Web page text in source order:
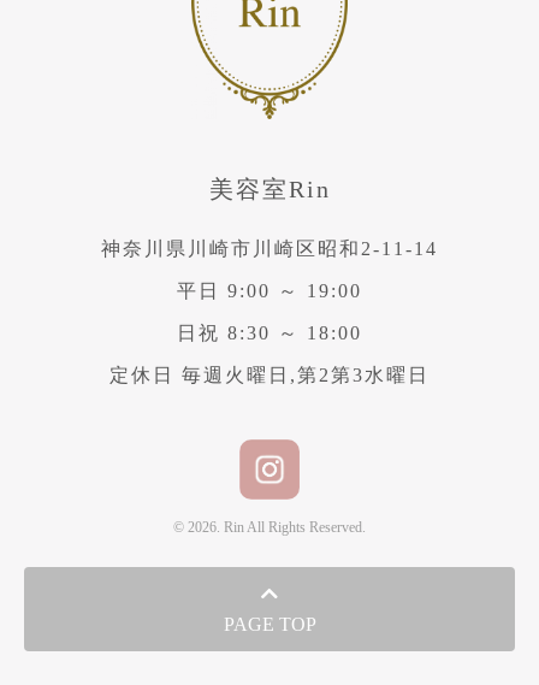
美容室Rin
神奈川県川崎市川崎区昭和2-11-14
平日 9:00 ～ 19:00
日祝 8:30 ～ 18:00
定休日 毎週火曜日,第2第3水曜日
© 2026. Rin All Rights Reserved.
PAGE TOP